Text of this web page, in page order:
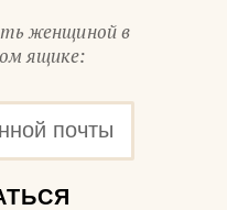
женщиной в
ящике: